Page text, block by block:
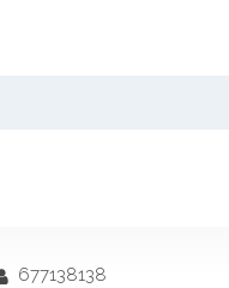
677138138